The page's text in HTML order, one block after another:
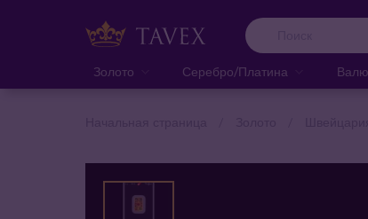
Золото Серебро/Платина